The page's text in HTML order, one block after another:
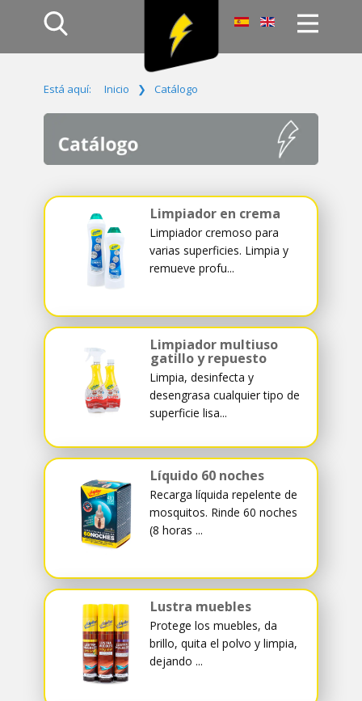
Productos
Campañas
Acceso
Está aquí: Inicio ❯ Catálogo
Limpiador en crema
Limpiador cremoso para
varias superficies. Limpia y
remueve profu...
Limpiador multiuso
gatillo y repuesto
Limpia, desinfecta y
desengrasa cualquier tipo de
superficie lisa...
Líquido 60 noches
Recarga líquida repelente de
mosquitos. Rinde 60 noches
(8 horas ...
Lustra muebles
Protege los muebles, da
brillo, quita el polvo y limpia,
dejando ...